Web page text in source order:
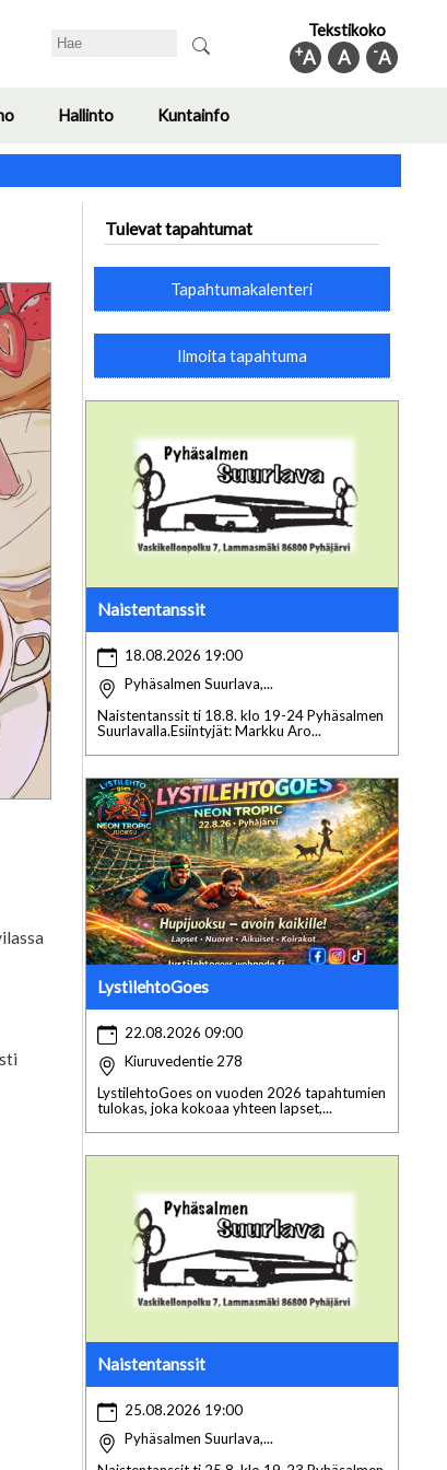
Search Tekstikoko
-A
A
+A
Toggle
Hallinto
Toggle
Kuntainfo
Tulevat tapahtumat
Tapahtumakalenteri
Ilmoita tapahtuma
Naistentanssit
18.08.2026 19:00
Pyhäsalmen Suurlava,...
Naistentanssit ti 18.8. klo 19-24 Pyhäsalmen
Suurlavalla.Esiintyjät: Markku Aro...
LystilehtoGoes
22.08.2026 09:00
Kiuruvedentie 278
LystilehtoGoes on vuoden 2026 tapahtumien
tulokas, joka kokoaa yhteen lapset,...
Naistentanssit
25.08.2026 19:00
Pyhäsalmen Suurlava,...